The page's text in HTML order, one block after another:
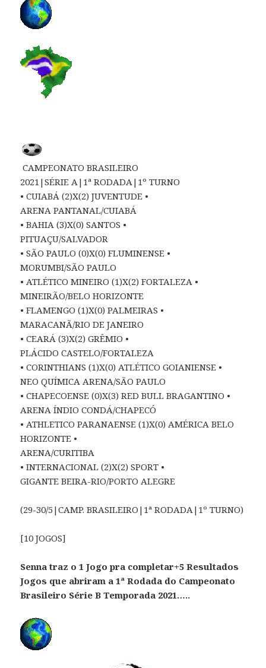
CAMPEONATO BRASILEIRO
2021|SÉRIE A|1ª RODADA|1º TURNO
• CUIABÁ (2)X(2) JUVENTUDE •
ARENA PANTANAL/CUIABÁ
• BAHIA (3)X(0) SANTOS •
PITUAÇU/SALVADOR
• SÃO PAULO (0)X(0) FLUMINENSE •
MORUMBI/SÃO PAULO
• ATLÉTICO MINEIRO (1)X(2) FORTALEZA •
MINEIRÃO/BELO HORIZONTE
• FLAMENGO (1)X(0) PALMEIRAS •
MARACANÃ/RIO DE JANEIRO
• CEARÁ (3)X(2) GRÊMIO •
PLÁCIDO CASTELO/FORTALEZA
• CORINTHIANS (1)X(0) ATLÉTICO GOIANIENSE •
NEO QUÍMICA ARENA/SÃO PAULO
• CHAPECOENSE (0)X(3) RED BULL BRAGANTINO •
ARENA ÍNDIO CONDÁ/CHAPECÓ
• ATHLETICO PARANAENSE (1)X(0) AMÉRICA BELO
HORIZONTE •
ARENA/CURITIBA
• INTERNACIONAL (2)X(2) SPORT •
GIGANTE BEIRA-RIO/PORTO ALEGRE
(29-30/5|CAMP. BRASILEIRO|1ª RODADA|1º TURNO)
[10 JOGOS]
Senna traz o 1 Jogo pra completar+5 Resultados
Jogos que abriram a 1ª Rodada do Campeonato
Brasileiro Série B Temporada 2021…..